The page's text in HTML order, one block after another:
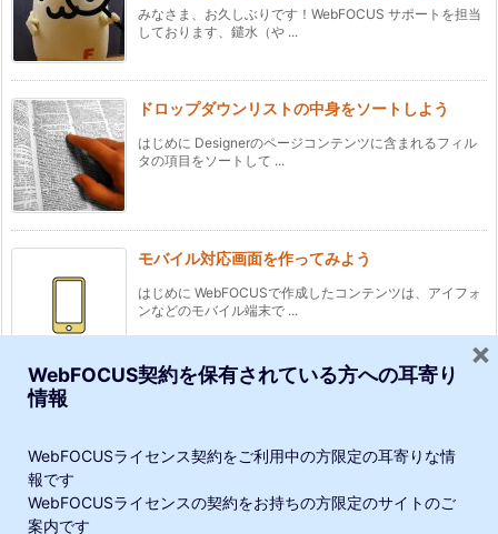
みなさま、お久しぶりです！WebFOCUS サポートを担当
しております、鑓水（や ...
ドロップダウンリストの中身をソートしよう
はじめに Designerのページコンテンツに含まれるフィル
タの項目をソートして ...
モバイル対応画面を作ってみよう
はじめに WebFOCUSで作成したコンテンツは、アイフォ
ンなどのモバイル端末で ...
WebFOCUS Clientのセキュリティセンターで管理される
当サイトでは、利便性向上や閲覧の追跡のために、Google・他連携サー
WebFOCUS契約を保有されている方への耳寄り
情報
WebFOCUSライセンス契約をご利用中の方限定の耳寄りな情
報です
WebFOCUSライセンスの契約をお持ちの方限定のサイトのご
案内です
×